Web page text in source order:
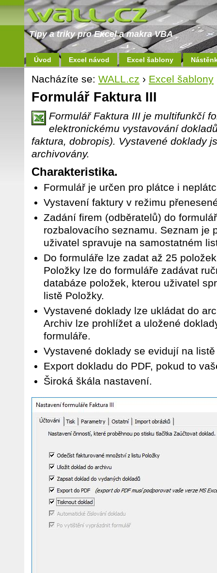
Tipy a triky pro Excel a makra VBA
Úvod Excel návod Excel šablony
Nacházíte se: WALL.cz › Excel šablony
Formulář Faktura III
Formulář Faktura III je multifunkčí
elektronickému vystavování
faktura, dobropis). Vystavené doklady
archivovány.
Charakteristika.
Formulář je určen pro plátce i
Vystavení faktury v režimu
Zadání firem (odběratelů) do
rozbalovacího seznamu. Seznam je
uživatel spravuje na samostatném
Do formuláře lze zadat až 25
Položky lze do formuláře zadávat
databáze položek, kterou uživatel
listě Položky.
Vystavené doklady lze ukládat do
Archiv lze prohlížet a uložené
formuláře.
Vystavené doklady se evidují na
Export dokladu do PDF, pokud to
Široká škála nastavení.